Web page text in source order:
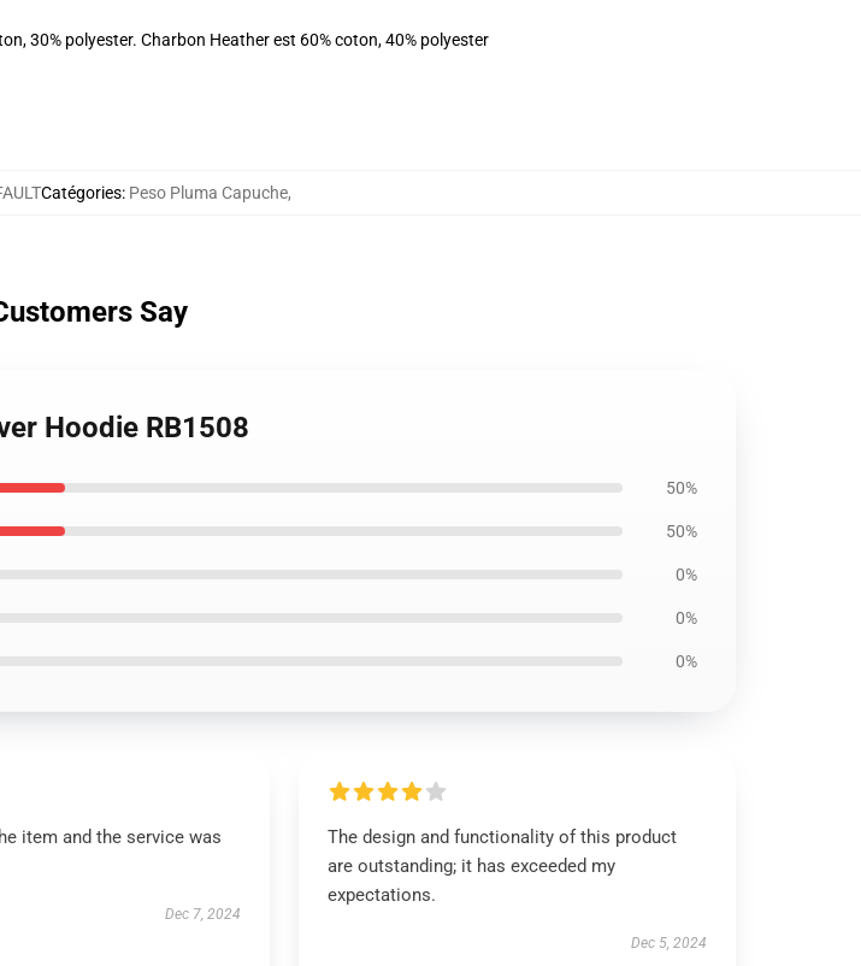
30% polyester. Charbon Heather est 60% coton, 40% polyester
Catégories: Peso Pluma Capuche,
Say
Hoodie RB1508
50%
50%
0%
0%
0%
item and the service was
Dec 7, 2024
The design and functionality of this product
are outstanding; it has exceeded my
expectations.
Dec 5, 2024